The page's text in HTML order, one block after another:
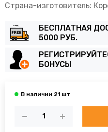
Страна-изготовитель:
БЕСПЛАТНАЯ
5000 РУБ.
БОНУСЫ